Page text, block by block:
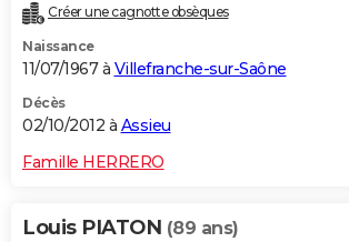
Créer une cagnotte obsèques
Naissance
11/07/1967 à Villefranche-sur-Saône
Décès
02/10/2012 à Assieu
Famille HERRERO
Louis PIATON (89 ans)